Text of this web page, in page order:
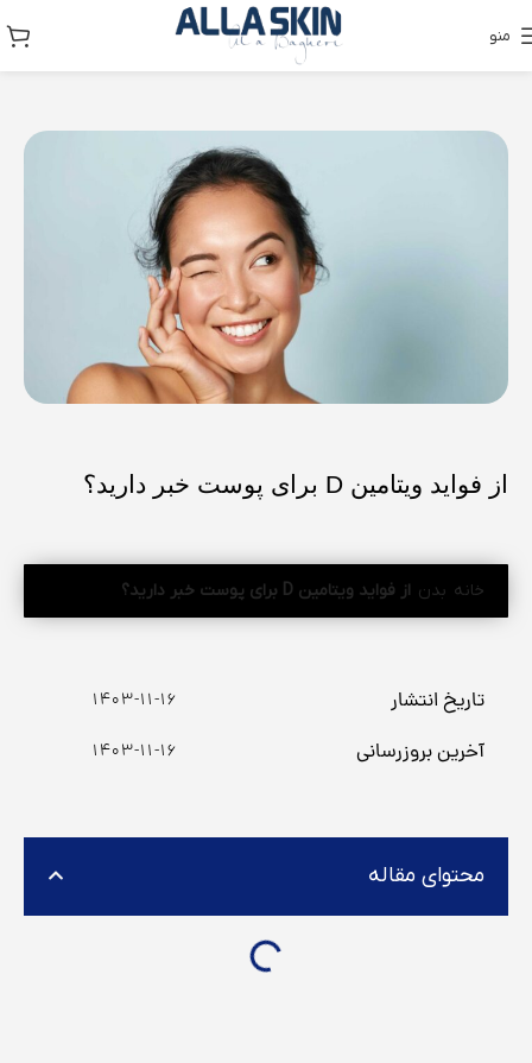
منو
از فواید ویتامین D برای پوست خبر دارید؟
خانه بدن از فواید ویتامین D برای پوست خبر دارید؟
تاریخ انتشار ۱۴۰۳-۱۱-۱۶
آخرین بروزرسانی ۱۴۰۳-۱۱-۱۶
محتوای مقاله